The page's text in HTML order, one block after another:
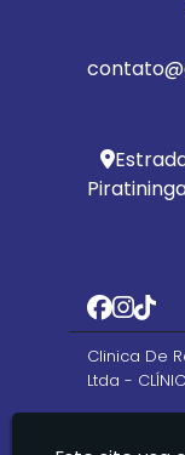
Clinica De
Ltda -